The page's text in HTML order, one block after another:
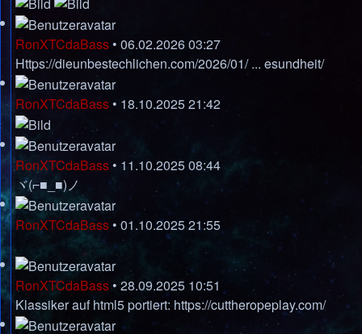
RonXTCdaBass • 06.02.2026 03:27
Https://dieunbestechlichen.com/2026/01/ ... esundheit/
RonXTCdaBass • 18.10.2025 21:42
RonXTCdaBass • 11.10.2025 08:44
ヾ(⌐■_■)ノ
RonXTCdaBass • 01.10.2025 21:55
RonXTCdaBass • 28.09.2025 10:51
Klassiker auf html5 portiert: https://cuttheropeplay.com/